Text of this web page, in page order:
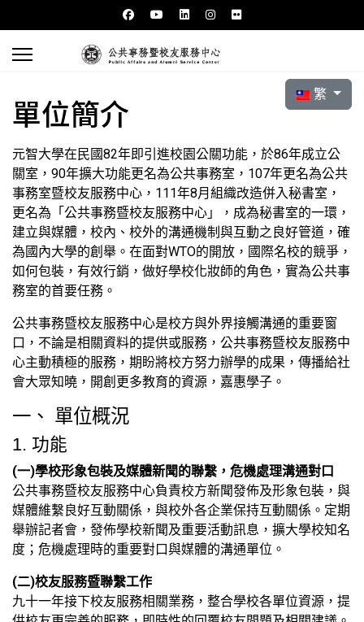
選擇你的語言
繁
單位簡介
元智大學在民國82年即引進校園公關功能，於86年成立公
關室，90年擴大功能更名為公共事務室，107年更名為公共
事務室暨校友服務中心，111年8月組織改造併入秘書室，
更名為「公共事務暨校友服務中心」，成為秘書室的一環，
建立與媒體，校內、校外的溝通機制與互動之良好管道，確
為國內大學的創舉。在面對WTO的開放，國際名校的競爭，
如何包裝，有效行銷，做好學校化妝師的角色，實為公共事
務室的首要任務。
公共事務暨校友服務中心是校方與外界接觸溝通的重要窗
口，不論是相關資料的提供或服務，公共事務暨校友服務中
心主動積極的服務，期盼將校方努力辦學的成果，傳播給社
會大眾知曉，開創更多教育的資源，嘉惠學子。
一、 單位概況
1. 功能
(一)學校形象包裝及媒體新聞的聯繫，危機處理溝通對口
公共事務暨校友服務中心負責校方新聞發佈及形象包裝，與
媒體維繫良好互動關係，與校外各企業保持互動關係。定期
舉辦記者會，發佈學校新聞及重要活動訊息，擴大學校知名
度；危機處理時的重要對口與媒體的溝通單位。
(二)校友服務暨聯繫工作
九十一年接下校友服務相關業務，整合學校各單位資源，提